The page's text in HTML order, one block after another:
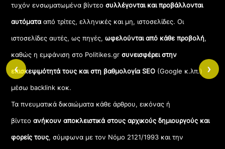
τυχόν ενσωματωμένα βίντεοσυλλέγονται και προβάλλονται
αυτόματααπό τρίτες, ελληνικές και μη, ιστοσελίδες. Οι
ιστοσελίδες αυτές, ως πηγές,ωφελούνται από κάθε προβολή,
καθώς η εμφάνιση στο Politikes.gr συνεισφέρει στην
επισκεψιμότητά τους και στη βαθμολογία SEO (Google κ.λπ.)
μέσω backlink κοκ.
Τα πνευματικά δικαιώματα κάθε άρθρου, εικόνας ή
βίντεοανήκουν αποκλειστικά στους αρχικούς δημιουργούς και
φορείς τους, σύμφωνα με τον Νόμο 2121/1993 και την
‹ ›